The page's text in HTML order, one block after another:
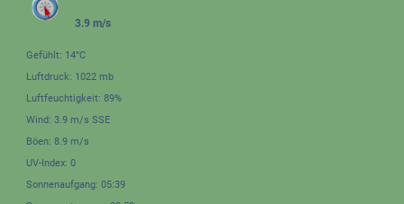
3.9 m/s
Gefühlt: 14°C
Luftdruck: 1022 mb
Luftfeuchtigkeit: 89%
Wind: 3.9 m/s SSE
Böen: 8.9 m/s
UV-Index: 0
Sonnenaufgang: 05:39